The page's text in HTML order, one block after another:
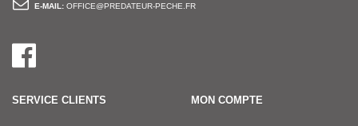
E-MAIL: OFFICE@PREDATEUR-PECHE.FR
SERVICE CLIENTS MON COMPTE